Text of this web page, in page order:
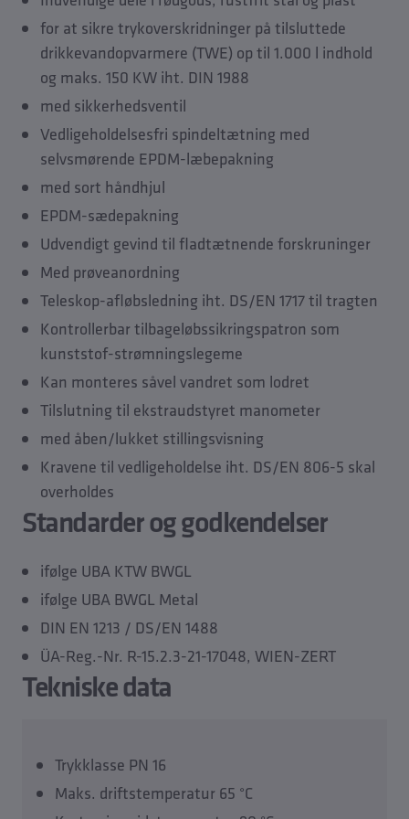
Downloads
Tilbehør
Reservedele
for at sikre trykoverskridninger på tilsluttede
drikkevandopvarmere (TWE) op til 1.000 l indhold
og maks. 150 KW iht. DIN 1988
med sikkerhedsventil
Vedligeholdelsesfri spindeltætning med
selvsmørende EPDM-læbepakning
med sort håndhjul
EPDM-sædepakning
Udvendigt gevind til fladtætnende forskruninger
Med prøveanordning
Teleskop-afløbsledning iht. DS/EN 1717 til tragten
Kontrollerbar tilbageløbssikringspatron som
kunststof-strømningslegeme
Kan monteres såvel vandret som lodret
Tilslutning til ekstraudstyret manometer
med åben/lukket stillingsvisning
Kravene til vedligeholdelse iht. DS/EN 806-5 skal
overholdes
Standarder og godkendelser
ifølge UBA KTW BWGL
ifølge UBA BWGL Metal
DIN EN 1213 / DS/EN 1488
ÜA-Reg.-Nr. R-15.2.3-21-17048, WIEN-ZERT
Tekniske data
Trykklasse PN 16
Maks. driftstemperatur 65 °C